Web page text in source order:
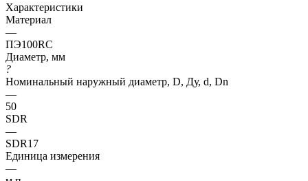
Характеристики
Материал
—
ПЭ100RC
Диаметр, мм
?
Номинальный наружный диаметр, D, Ду, d, Dn
—
50
SDR
—
SDR17
Единица измерения
—